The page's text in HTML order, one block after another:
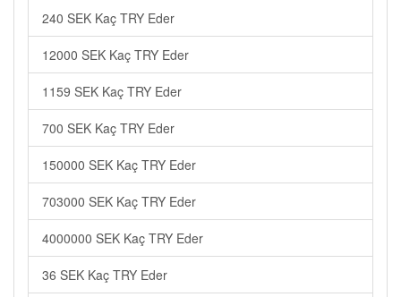
240 SEK Kaç TRY Eder
12000 SEK Kaç TRY Eder
1159 SEK Kaç TRY Eder
700 SEK Kaç TRY Eder
150000 SEK Kaç TRY Eder
703000 SEK Kaç TRY Eder
4000000 SEK Kaç TRY Eder
36 SEK Kaç TRY Eder